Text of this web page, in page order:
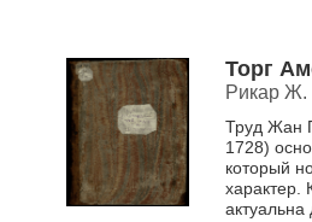
Торг
Рикар Ж.
Труд Жан
1728)
который
характер.
актуальна